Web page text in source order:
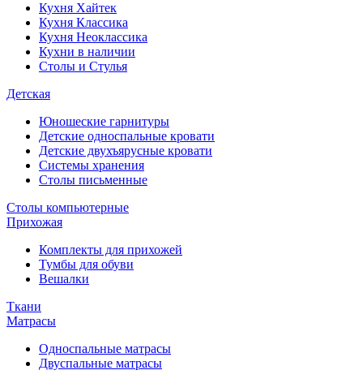
Кухня Хайтек
Кухня Классика
Кухня Неоклассика
Кухни в наличии
Столы и Стулья
Детская
Юношеские гарнитуры
Детские односпальные кровати
Детские двухъярусные кровати
Системы хранения
Столы письменные
Столы компьютерные
Прихожая
Комплекты для прихожей
Тумбы для обуви
Вешалки
Ткани
Матрасы
Односпальные матрасы
Двуспальные матрасы